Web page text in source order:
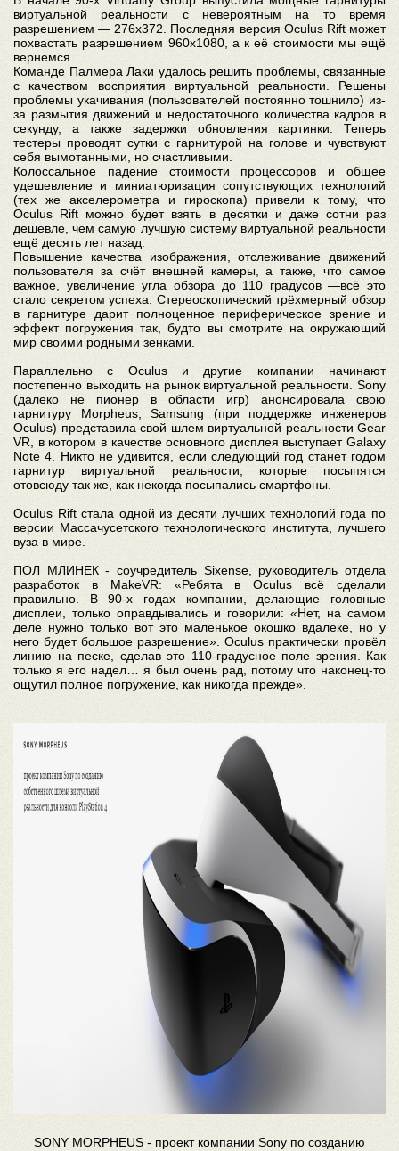
виртуальной реальности с невероятным на то время
разрешением — 276x372. Последняя версия Oculus Rift может
похвастать разрешением 960х1080, а к её стоимости мы ещё
вернемся.
Команде Палмера Лаки удалось решить проблемы, связанные
с качеством восприятия виртуальной реальности. Решены
проблемы укачивания (пользователей постоянно тошнило) из-
за размытия движений и недостаточного количества кадров в
секунду, а также задержки обновления картинки. Теперь
тестеры проводят сутки с гарнитурой на голове и чувствуют
себя вымотанными, но счастливыми.
Колоссальное падение стоимости процессоров и общее
удешевление и миниатюризация сопутствующих технологий
(тех же акселерометра и гироскопа) привели к тому, что
Oculus Rift можно будет взять в десятки и даже сотни раз
дешевле, чем самую лучшую систему виртуальной реальности
ещё десять лет назад.
Повышение качества изображения, отслеживание движений
пользователя за счёт внешней камеры, а также, что самое
важное, увеличение угла обзора до 110 градусов —всё это
стало секретом успеха. Стереоскопический трёхмерный обзор
в гарнитуре дарит полноценное периферическое зрение и
эффект погружения так, будто вы смотрите на окружающий
мир своими родными зенками.
Параллельно с Oculus и другие компании начинают
постепенно выходить на рынок виртуальной реальности. Sony
(далеко не пионер в области игр) анонсировала свою
гарнитуру Morpheus; Samsung (при поддержке инженеров
Oculus) представила свой шлем виртуальной реальности Gear
VR, в котором в качестве основного дисплея выступает Galaxy
Note 4. Никто не удивится, если следующий год станет годом
гарнитур виртуальной реальности, которые посыпятся
отовсюду так же, как некогда посыпались смартфоны.
Oculus Rift стала одной из десяти лучших технологий года по
версии Массачусетского технологического института, лучшего
вуза в мире.
ПОЛ МЛИНЕК - соучредитель Sixense, руководитель отдела
разработок в MakeVR: «Ребята в Oculus всё сделали
правильно. В 90-х годах компании, делающие головные
дисплеи, только оправдывались и говорили: «Нет, на самом
деле нужно только вот это маленькое окошко вдалеке, но у
него будет большое разрешение». Oculus практически провёл
линию на песке, сделав это 110-градусное поле зрения. Как
только я его надел… я был очень рад, потому что наконец-то
ощутил полное погружение, как никогда прежде».
SONY MORPHEUS - проект компании Sony по созданию